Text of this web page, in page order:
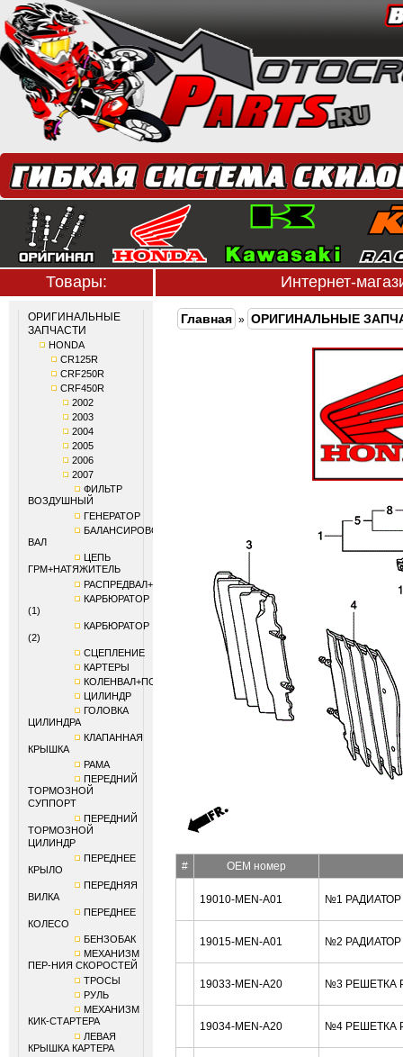
Товары: Интернет-
ОРИГИНАЛЬНЫЕ
ЗАПЧАСТИ
HONDA
CR125R
CRF250R
CRF450R
2002
2003
2004
2005
2006
2007
ФИЛЬТР
ВОЗДУШНЫЙ
ГЕНЕРАТОР
БАЛАНСИРОВОЧНЫЙ
ВАЛ
ЦЕПЬ
ГРМ+НАТЯЖИТЕЛЬ
РАСПРЕДВАЛ+КЛАПАНЫ
КАРБЮРАТОР
(1)
КАРБЮРАТОР
(2)
СЦЕПЛЕНИЕ
КАРТЕРЫ
КОЛЕНВАЛ+ПОРШЕНЬ
ЦИЛИНДР
ГОЛОВКА
ЦИЛИНДРА
КЛАПАННАЯ
КРЫШКА
РАМА
ПЕРЕДНИЙ
ТОРМОЗНОЙ
СУППОРТ
ПЕРЕДНИЙ
ТОРМОЗНОЙ
ЦИЛИНДР
ПЕРЕДНЕЕ
КРЫЛО
ПЕРЕДНЯЯ
ВИЛКА
ПЕРЕДНЕЕ
КОЛЕСО
БЕНЗОБАК
МЕХАНИЗМ
ПЕР-НИЯ СКОРОСТЕЙ
ТРОСЫ
РУЛЬ
МЕХАНИЗМ
КИК-СТАРТЕРА
ЛЕВАЯ
КРЫШКА КАРТЕРА
Главная » ОРИГИНАЛЬНЫЕ
# OEM номер
19010-MEN-A01 №1 РАДИАТОР
19015-MEN-A01 №2 РАДИАТОР
19033-MEN-A20 №3 РЕШЕТКА
19034-MEN-A20 №4 РЕШЕТКА